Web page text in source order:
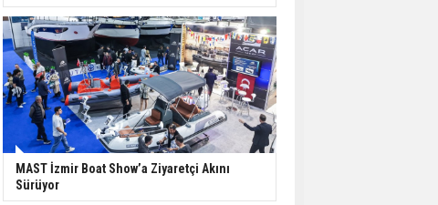
MAST İzmir Boat Show’a Ziyaretçi Akını
Sürüyor